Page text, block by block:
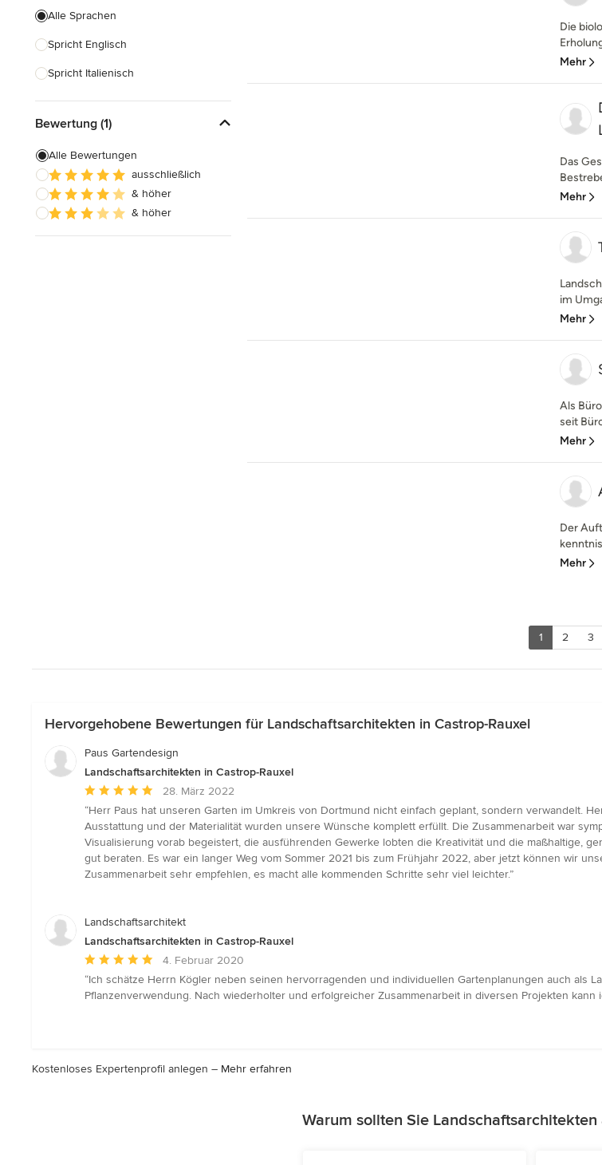
Alle Sprachen
Spricht Englisch
Spricht Italienisch
Bewertung (1)
Alle Bewertungen
ausschließlich
& höher
& höher
Die
Mehr
Das
Mehr
im
Mehr
Als
seit
Mehr
Der
Mehr
1 2 3
Hervorgehobene Bewertungen für Landschaftsarchitekten in Castrop-Rauxel
Paus Gartendesign
Landschaftsarchitekten in Castrop-Rauxel
Durchschnittliche
Bewertung:
5
von
5
Sternen
28. März 2022
“Herr Paus hat unseren Garten im Umkreis von Dortmund nicht einfach geplant, sondern verwandelt.
Ausstattung und der Materialität wurden unsere Wünsche komplett erfüllt. Die Zusammenarbeit war
Visualisierung vorab begeistert, die ausführenden Gewerke lobten die Kreativität und die maßhaltige,
gut beraten. Es war ein langer Weg vom Sommer 2021 bis zum Frühjahr 2022, aber jetzt können wir
Zusammenarbeit sehr empfehlen, es macht alle kommenden Schritte sehr viel leichter.”
Landschaftsarchitekt
Landschaftsarchitekten in Castrop-Rauxel
Durchschnittliche
Bewertung:
5
4. Februar 2020
“Ich schätze Herrn Kögler neben seinen hervorragenden und individuellen Gartenplanungen auch als
Pflanzenverwendung. Nach wiederholter und erfolgreicher Zusammenarbeit in diversen Projekten
Kostenloses Expertenprofil anlegen – Mehr erfahren
Warum sollten Sie